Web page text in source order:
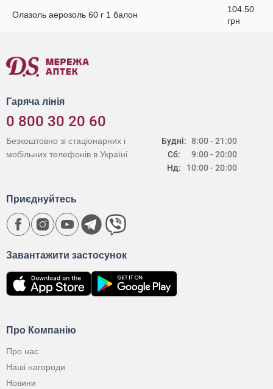
Олазоль аерозоль 60 г 1 балон
104.50
грн
Гаряча лінія
0 800 30 20 60
Будні:
Сб:
Нд:
8:00 - 21:00
9:00 - 20:00
10:00 - 20:00
Безкоштовно зі стаціонарних і
мобільних телефонів в Україні
Про Компанію
Про нас
Наші нагороди
Новини
Завантажити застосунок
Приєднуйтесь